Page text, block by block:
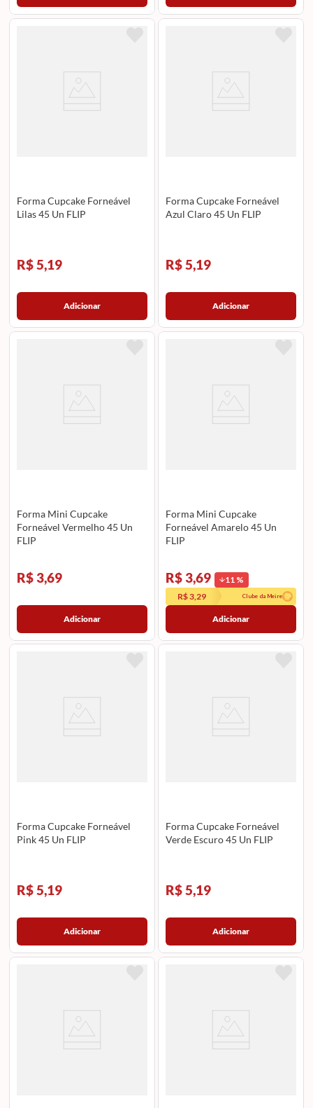
Forma Cupcake Forneável
Lilas 45 Un FLIP
R$ 5,19
Adicionar
Forma Cupcake Forneável
Azul Claro 45 Un FLIP
R$ 5,19
Adicionar
Forma Mini Cupcake
Forneável Vermelho 45 Un
FLIP
R$ 3,69
Adicionar
Forma Mini Cupcake
Forneável Amarelo 45 Un
FLIP
R$ 3,69 11 %
R$ 3,29
Clube da Meire
Adicionar
Forma Cupcake Forneável
Pink 45 Un FLIP
R$ 5,19
Adicionar
Forma Cupcake Forneável
Verde Escuro 45 Un FLIP
R$ 5,19
Adicionar